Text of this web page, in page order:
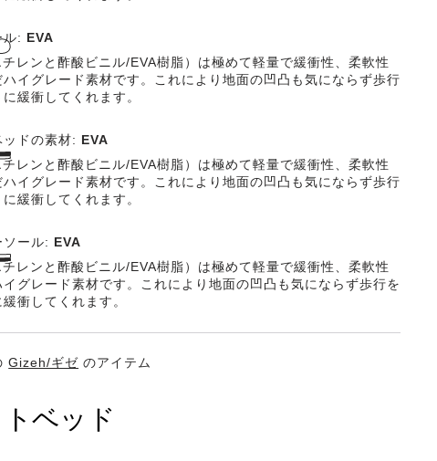
ル: EVA
チレンと酢酸ビニル/EVA樹脂）は極めて軽量で緩衝性、柔軟性
ハイグレード素材です。これにより地面の凹凸も気にならず歩行
緩衝してくれます。
ッドの素材: EVA
チレンと酢酸ビニル/EVA樹脂）は極めて軽量で緩衝性、柔軟性
ハイグレード素材です。これにより地面の凹凸も気にならず歩行
緩衝してくれます。
ソール: EVA
チレンと酢酸ビニル/EVA樹脂）は極めて軽量で緩衝性、柔軟性
イグレード素材です。これにより地面の凹凸も気にならず歩行を
衝してくれます。
Gizeh/ギゼ のアイテム
ベッド